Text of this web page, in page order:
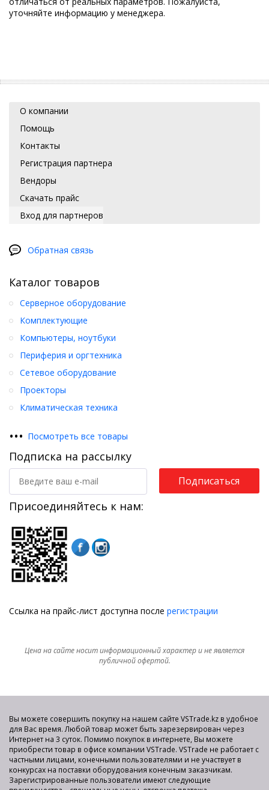
уточняйте информацию у менеджера.
О компании
Помощь
Контакты
Регистрация партнера
Вендоры
Скачать прайс
Вход для партнеров
Обратная связь
Каталог товаров
Серверное оборудование
Комплектующие
Компьютеры, ноутбуки
Периферия и оргтехника
Сетевое оборудование
Проекторы
Климатическая техника
••• Посмотреть все товары
Подписка на рассылку
Подписаться
Присоединяйтесь к нам:
Ссылка на прайс-лист доступна после регистрации
Цена на сайте носит информационный характер и не является
публичной офертой.
Вы можете совершить покупку на нашем сайте VSTrade.kz в удобное
для Вас время. Любой товар может быть зарезервирован через
Интернет на 3 суток. Помимо покупок в интернете, Вы можете
приобрести товар в офисе компании VSTrade. VSTrade не работает с
частными лицами, конечными пользователями и не участвует в
конкурсах на поставки оборудования конечным заказчикам.
Зарегистрированные пользователи имеют следующие